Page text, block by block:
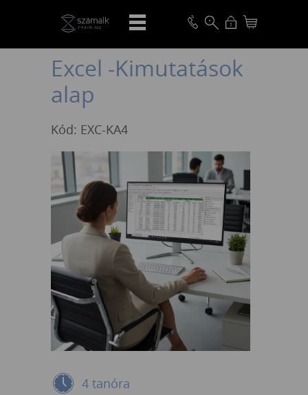
VISSZA
Excel -Kimutatások
alap
Kód: EXC-KA4
4 tanóra